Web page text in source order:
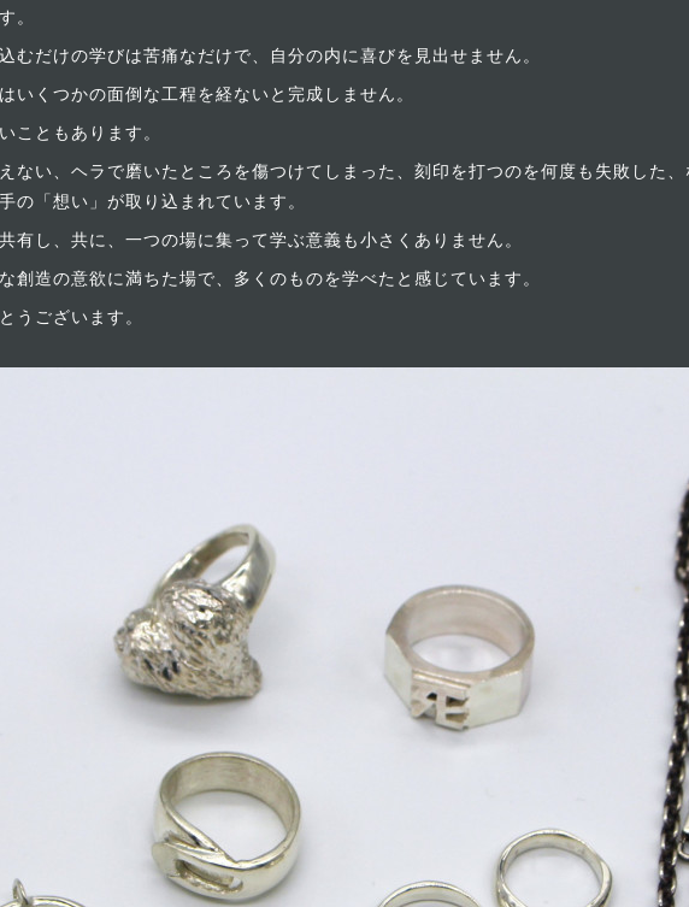
。
むだけの学びは苦痛なだけで、自分の内に喜びを見出せません。
いくつかの面倒な工程を経ないと完成しません。
こともあります。
ない、ヘラで磨いたところを傷つけてしまった、刻印を打つのを何度も失敗した
の「想い」が取り込まれています。
有し、共に、一つの場に集って学ぶ意義も小さくありません。
創造の意欲に満ちた場で、多くのものを学べたと感じています。
うございます。